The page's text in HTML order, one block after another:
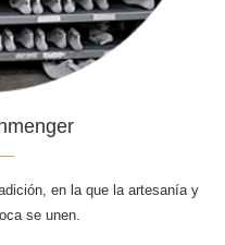
en la que la artesanía y
se unen.